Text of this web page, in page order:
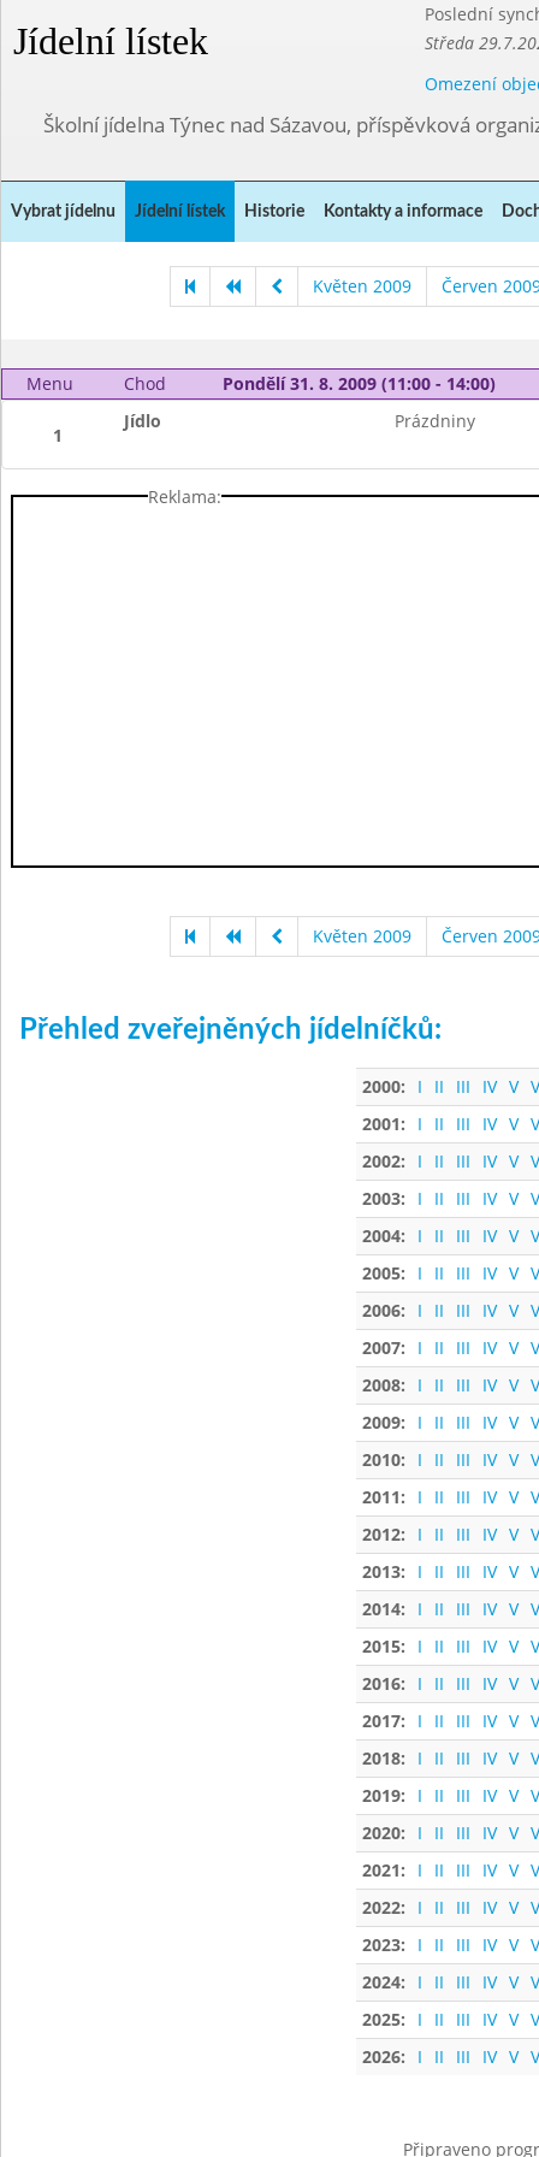
Jídelní lístek
Poslední
Středa
Omezení
Školní jídelna Týnec nad Sázavou, příspěvková
Vybrat jídelnu Jídelní lístek Historie Kontakty a informace
Květen 2009 Červen
Menu Chod Pondělí 31. 8. 2009 (11:00 - 14:00)
1
Jídlo Prázdniny
Reklama:
Květen 2009 Červen
Přehled zveřejněných jídelníčků:
2000: I II III IV V
2001:
I II III IV V
2002:
I II III IV V
2003:
I II III IV V
2004:
I II III IV V
2005:
I II III IV V
2006:
I II III IV V
2007:
I II III IV V
2008:
I II III IV V
2009:
I II III IV V
2010:
I II III IV V
2011:
I II III IV V
2012:
I II III IV V
2013:
I II III IV V
2014:
I II III IV V
2015:
I II III IV V
2016:
I II III IV V
2017:
I II III IV V
2018:
I II III IV V
2019:
I II III IV V
2020:
I II III IV V
2021:
I II III IV V
2022:
I II III IV V
2023:
I II III IV V
2024:
I II III IV V
2025:
I II III IV V
2026:
I II III IV V
Připraveno